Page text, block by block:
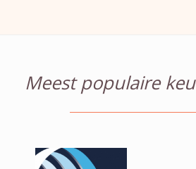
Meest populaire